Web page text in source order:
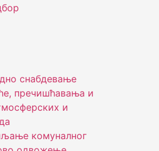
снабдевање
пречишћавања и
и
комуналног